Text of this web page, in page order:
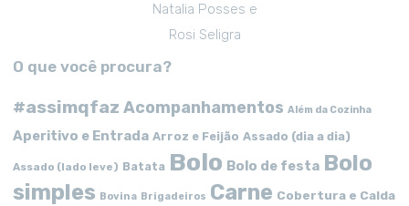
Natalia Posses e
Rosi Seligra
O que você procura?
#assimqfaz Acompanhamentos Além da Cozinha
Aperitivo e Entrada Arroz e Feijão Assado (dia a dia)
Assado (lado leve) Batata Bolo Bolo de festa Bolo
simples Bovina Brigadeiros Carne Cobertura e Calda